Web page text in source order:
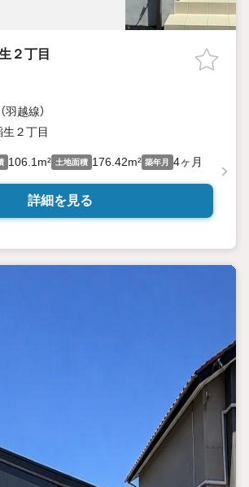
２丁目
羽越線）
２丁目
106.1m² 土地面積 176.42m² 築年月 4ヶ月
詳細を見る